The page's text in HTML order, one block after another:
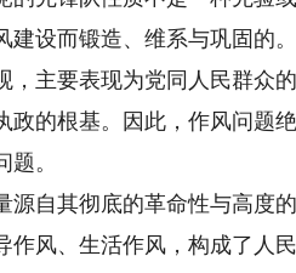
设而锻造、维系与巩固的
主要表现为党同人民群众
的根基。因此，作风问题
。
自其彻底的革命性与高度
风、生活作风，构成了人